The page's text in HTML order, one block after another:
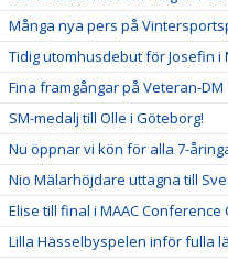
Många nya pers på
Tidig utomhusdebut för Josefin i
Fina framgångar på Veteran-DM
SM-medalj till Olle i Göteborg!
Nu öppnar vi kön för alla 7-
Nio Mälarhöjdare uttagna till
Elise till final i MAAC Conference
Lilla Hässelbyspelen inför fulla